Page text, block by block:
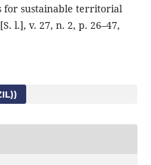
for sustainable territorial
l.], v. 27, n. 2, p. 26–47,